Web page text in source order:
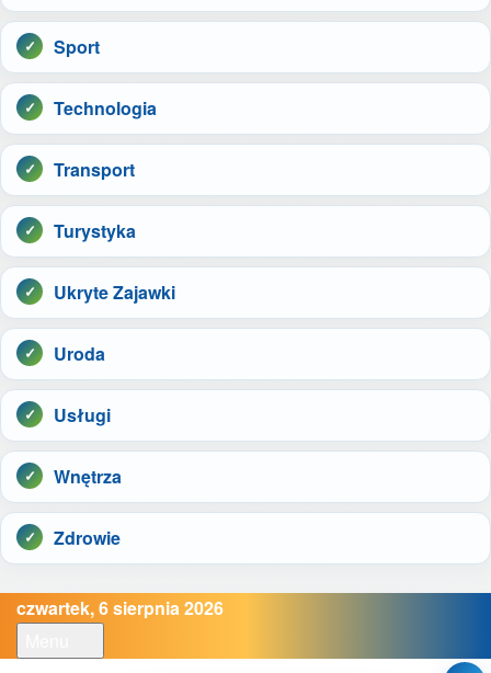
Sport
Technologia
Transport
Turystyka
Ukryte Zajawki
Uroda
Usługi
Wnętrza
Zdrowie
czwartek, 6 sierpnia 2026